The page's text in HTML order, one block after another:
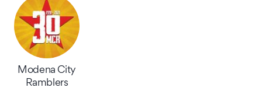
Modena City
Ramblers